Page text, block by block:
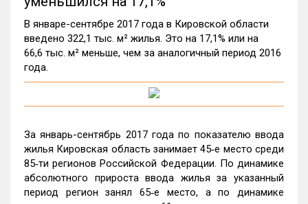
В январе-сентябре 2017 года в Кировской области
введено 322,1 тыс. м² жилья. Это на 17,1% или на
66,6 тыс. м² меньше, чем за аналогичный период 2016
года.
За январь-сентябрь 2017 года по показателю ввода
жилья Кировская область занимает 45‑е место среди
85‑ти регионов Российской Федерации. По динамике
абсолютного прироста ввода жилья за указанный
период регион занял 65‑е место, а по динамике